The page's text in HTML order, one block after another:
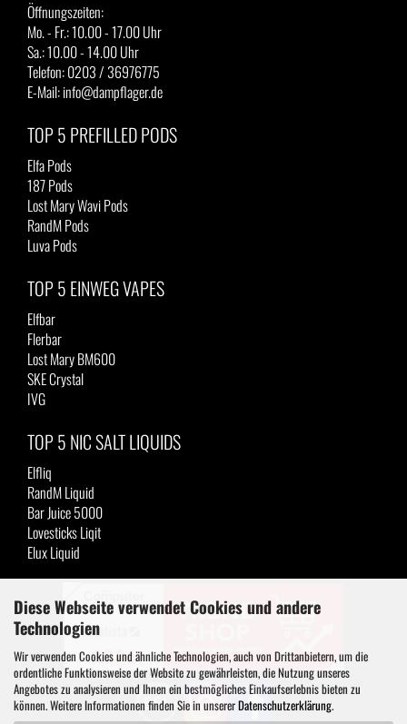
Diese Webseite verwendet Cookies und andere
Technologien
Wir verwenden Cookies und ähnliche Technologien, auch von Drittanbietern, um die
ordentliche Funktionsweise der Website zu gewährleisten, die Nutzung unseres
Angebotes zu analysieren und Ihnen ein bestmögliches Einkaufserlebnis bieten zu
können. Weitere Informationen finden Sie in unsererDatenschutzerklärung.
Öffnungszeiten:
Mo. - Fr.: 10.00 - 17.00 Uhr
Sa.: 10.00 - 14.00 Uhr
Telefon: 0203 / 36976775
E-Mail: info@dampflager.de
TOP 5 PREFILLED PODS
Elfa Pods
187 Pods
Lost Mary Wavi Pods
RandM Pods
Luva Pods
TOP 5 EINWEG VAPES
Elfbar
Flerbar
Lost Mary BM600
SKE Crystal
IVG
TOP 5 NIC SALT LIQUIDS
Elfliq
RandM Liquid
Bar Juice 5000
Lovesticks Liqit
Elux Liquid